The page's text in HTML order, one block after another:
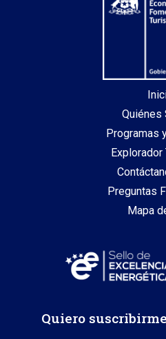
Quiénes
Programas
Explorador
Preguntas
Mapa
Quiero